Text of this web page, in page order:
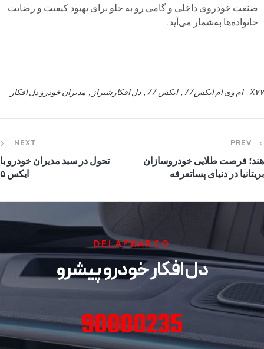
صنعت خودروی داخلی و گامی رو به جلو برای بهبود کیفیت و رضایت
خانواده‌ها به‌شمار می‌آید.
X۷۷ ام وی ام ایکس77 ایکس 77 دل افکارشیراز مدیران خودرو دل افکار
PREV
هند؛ فرصت طلایی خودروسازان
بریتانیا در دنیای پساتعرفه
NEXT
تحول در سبد مدیران خودرو با
ایکس ۵
DELAFKARCO
دل افکار خودرو پیشرو
90000235